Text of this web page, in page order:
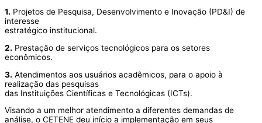
1. Projetos de Pesquisa, Desenvolvimento e Inovação (PD&I) de
interesse
estratégico institucional.
2. Prestação de serviços tecnológicos para os setores
econômicos.
3. Atendimentos aos usuários acadêmicos, para o apoio à
realização das pesquisas
das Instituições Científicas e Tecnológicas (ICTs).
Visando a um melhor atendimento a diferentes demandas de
análise, o CETENE deu início a implementação em seus